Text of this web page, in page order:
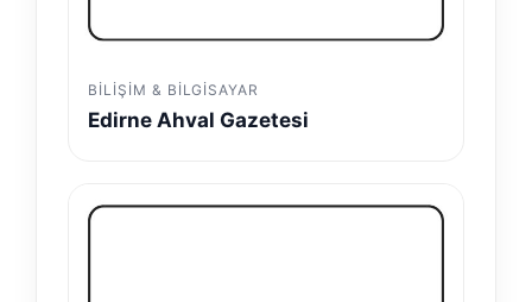
BILIŞIM & BILGISAYAR
Edirne Ahval Gazetesi